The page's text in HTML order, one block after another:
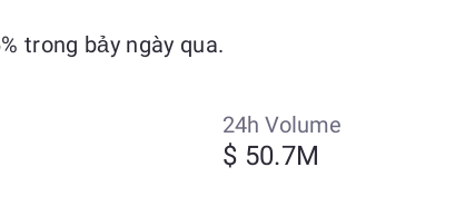
trong bảy ngày qua.
24h Volume
$ 50.7M